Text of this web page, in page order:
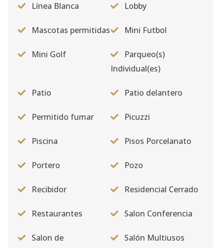
Línea Blanca Lobby
Mascotas permitidas Mini Futbol
Mini Golf
Parqueo(s)
Individual(es)
Patio Patio delantero
Permitido fumar Picuzzi
Piscina Pisos Porcelanato
Portero Pozo
Recibidor Residencial Cerrado
Restaurantes Salon Conferencia
Salon de
Salón Multiusos